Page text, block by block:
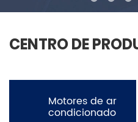
CENTRO DE
Motores de ar
condicionado